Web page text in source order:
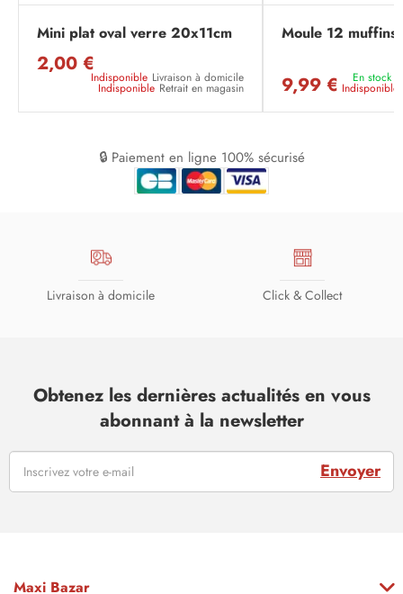
Mini plat oval verre 20x11cm
2,00 €
Indisponible Livraison à domicile
Indisponible Retrait en magasin
Moule 12 muffins
9,99 € En stock
Indisponible
🔒 Paiement en ligne 100% sécurisé
Livraison à domicile Click & Collect
Obtenez les dernières actualités en vous
abonnant à la newsletter
Envoyer
Maxi Bazar